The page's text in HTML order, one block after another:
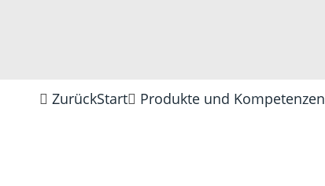
ZurückStart Produkte und Kompetenzen